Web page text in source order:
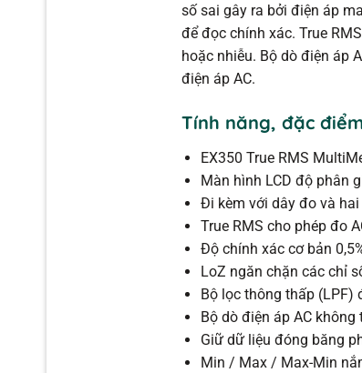
số sai gây ra bởi điện áp
để đọc chính xác. True
hoặc nhiễu. Bộ dò điện áp
điện áp AC.
Tính năng, đặc
EX350 True RMS
Màn hình LCD độ phân
Đi kèm với dây đo và hai
True RMS cho phép đo
Độ chính xác cơ bản
LoZ ngăn chặn các chỉ
Bộ lọc thông thấp (LPF)
Bộ dò điện áp AC
Giữ dữ liệu đóng băng
Min / Max / Max-Min